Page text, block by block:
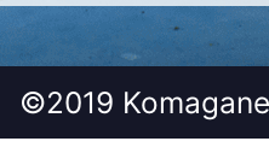
©2019